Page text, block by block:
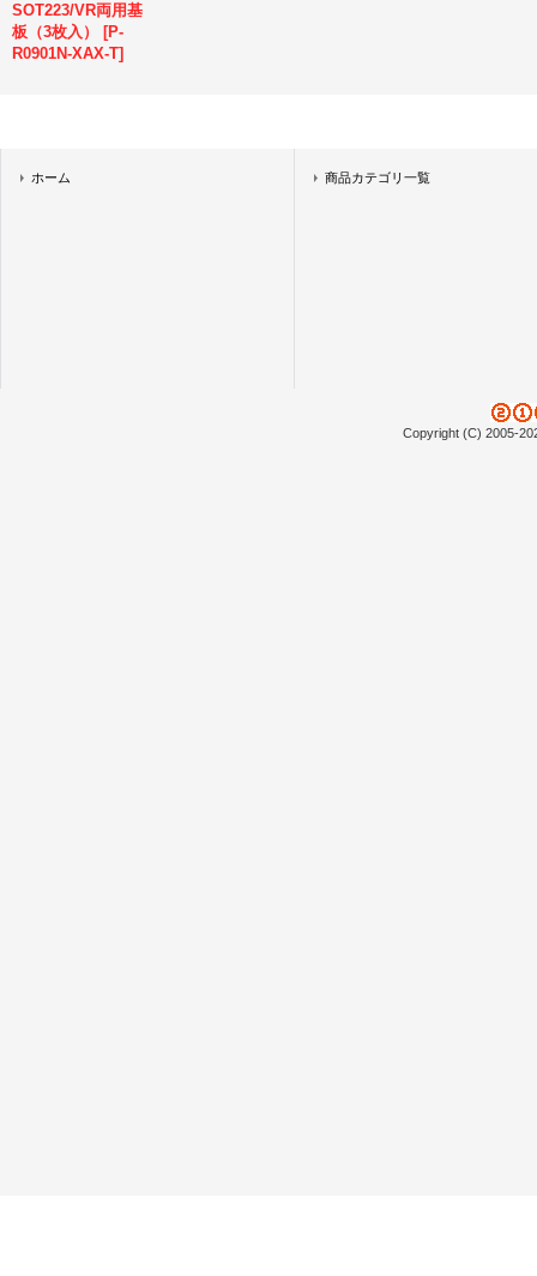
SOT223/VR両用基
板（3枚入）
[P-
R0901N-XAX-T]
ホーム 商品カテゴリ一覧
Copyright (C) 2005-